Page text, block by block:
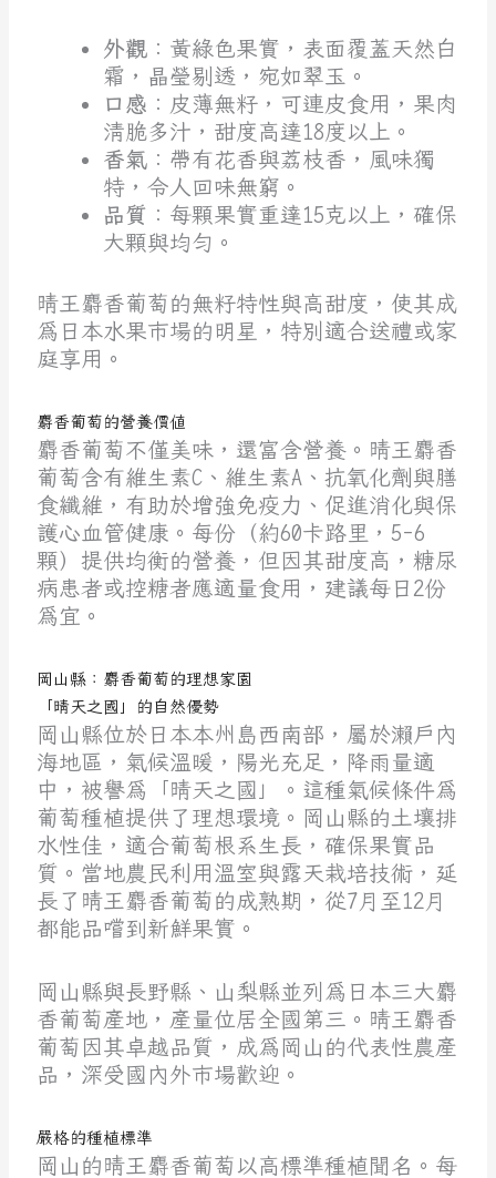
外觀 ：黃綠色果實，表面覆蓋天然白
霜，晶瑩剔透，宛如翠玉。
口感 ：皮薄無籽，可連皮食用，果肉
清脆多汁，甜度高達18度以上。
香氣 ：帶有花香與荔枝香，風味獨
特，令人回味無窮。
品質 ：每顆果實重達15克以上，確保
大顆與均勻。
晴王麝香葡萄的無籽特性與高甜度，使其成
為日本水果市場的明星，特別適合送禮或家
庭享用。
麝香葡萄的營養價值
麝香葡萄不僅美味，還富含營養。晴王麝香
葡萄含有維生素C、維生素A、抗氧化劑與膳
食纖維，有助於增強免疫力、促進消化與保
護心血管健康。每份（約60卡路里，5-6
顆）提供均衡的營養，但因其甜度高，糖尿
病患者或控糖者應適量食用，建議每日2份
為宜。
岡山縣：麝香葡萄的理想家園
「晴天之國」的自然優勢
岡山縣位於日本本州島西南部，屬於瀨戶內
海地區，氣候溫暖，陽光充足，降雨量適
中，被譽為「晴天之國」。這種氣候條件為
葡萄種植提供了理想環境。岡山縣的土壤排
水性佳，適合葡萄根系生長，確保果實品
質。當地農民利用溫室與露天栽培技術，延
長了晴王麝香葡萄的成熟期，從7月至12月
都能品嚐到新鮮果實。
岡山縣與長野縣、山梨縣並列為日本三大麝
香葡萄產地，產量位居全國第三。晴王麝香
葡萄因其卓越品質，成為岡山的代表性農產
品，深受國內外市場歡迎。
嚴格的種植標準
岡山的晴王麝香葡萄以高標準種植聞名。每